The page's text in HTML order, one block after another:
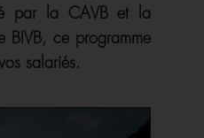
par la CAVB et la
BIVB, ce programme
salariés.